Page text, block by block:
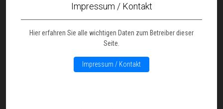
Impressum / Kontakt
Hier erfahren Sie alle wichtigen Daten zum Betreiber dieser
Seite.
Impressum / Kontakt